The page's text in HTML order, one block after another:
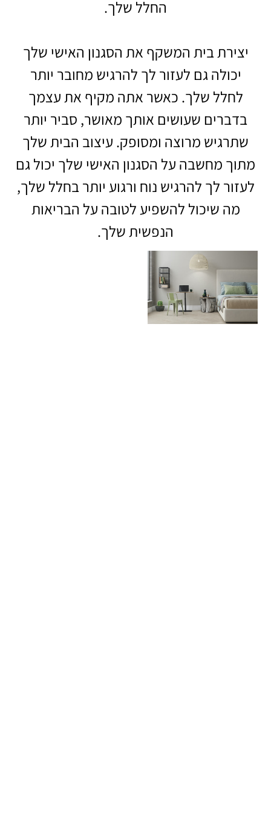
החלל שלך.
יצירת בית המשקף את הסגנון האישי שלך
יכולה גם לעזור לך להרגיש מחובר יותר
לחלל שלך. כאשר אתה מקיף את עצמך
בדברים שעושים אותך מאושר, סביר יותר
שתרגיש מרוצה ומסופק. עיצוב הבית שלך
מתוך מחשבה על הסגנון האישי שלך יכול גם
לעזור לך להרגיש נוח ורגוע יותר בחלל שלך,
מה שיכול להשפיע לטובה על הבריאות
הנפשית שלך.